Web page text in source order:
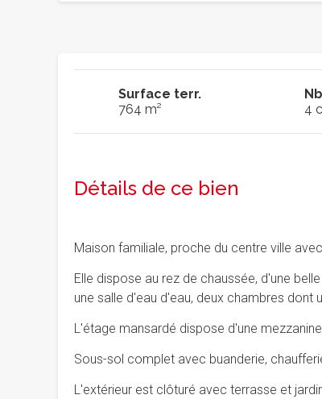
Surface terr.
764 m²
4
Détails de ce bien
Maison familiale, proche du centre ville
Elle dispose au rez de chaussée, d'une
une salle d'eau d'eau, deux chambres dont
L'étage mansardé dispose d'une
Sous-sol complet avec buanderie,
L'extérieur est clôturé avec terrasse et